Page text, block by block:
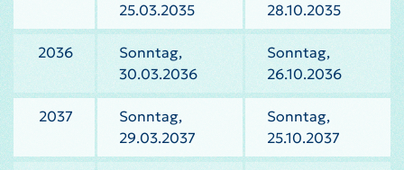
25.03.2035
28.10.2035
2036
Sonntag,
30.03.2036
Sonntag,
26.10.2036
2037
Sonntag,
29.03.2037
Sonntag,
25.10.2037